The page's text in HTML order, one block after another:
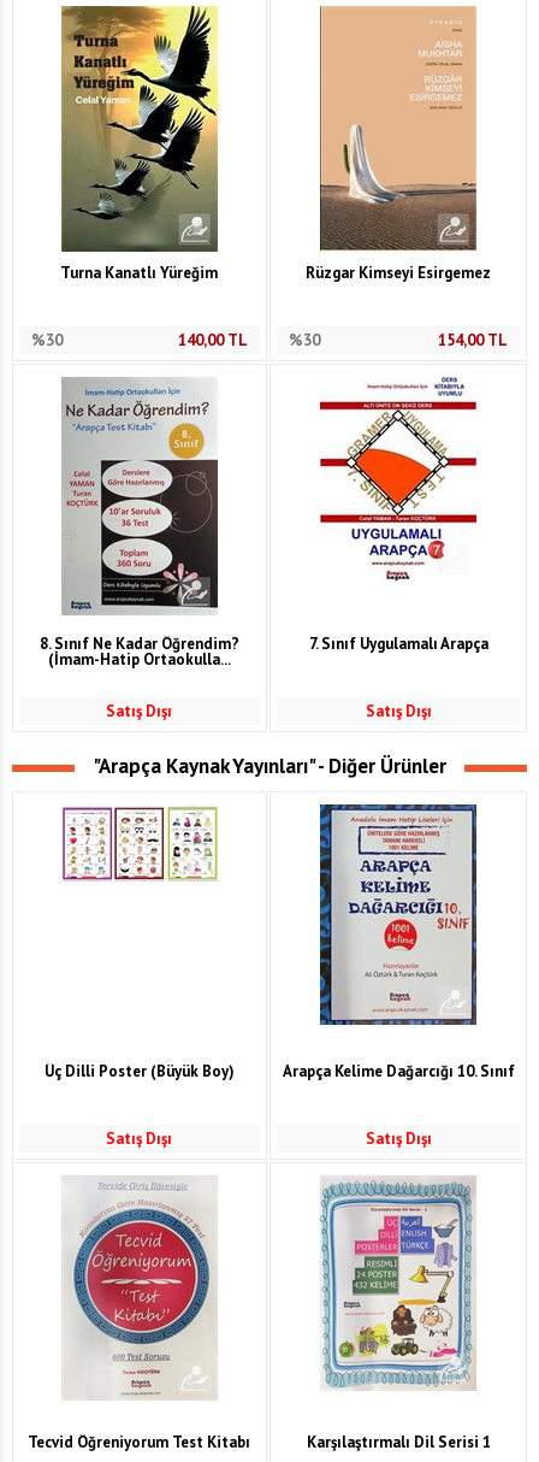
Turna Kanatlı Yüreğim
%30 140,00TL
Rüzgar Kimseyi Esirgemez
%30 154,00TL
8. Sınıf Ne Kadar Öğrendim?
(İmam-Hatip Ortaokulla...
Satış Dışı
7. Sınıf Uygulamalı Arapça
Satış Dışı
"Arapça Kaynak Yayınları" - Diğer Ürünler
Üç Dilli Poster (Büyük Boy)
Satış Dışı
Arapça Kelime Dağarcığı 10. Sınıf
Satış Dışı
Tecvid Öğreniyorum Test Kitabı Karşılaştırmalı Dil Serisi 1